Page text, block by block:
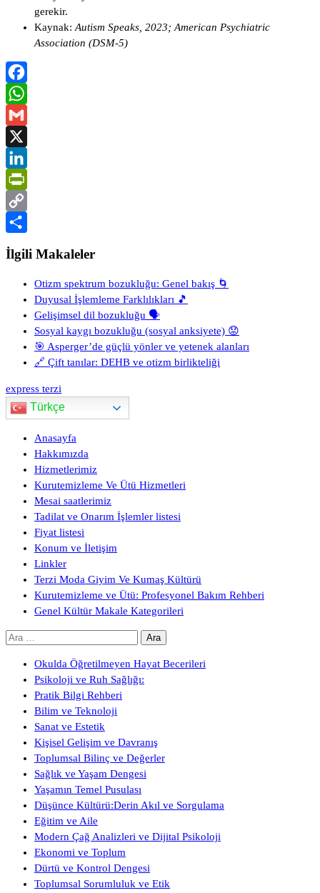
gerekir.
Kaynak:Autism Speaks, 2023; American Psychiatric
Association (DSM-5)
Facebook
WhatsApp
Gmail
X
LinkedIn
PrintFriendly
Copy
Link
Share
İlgili Makaleler
Otizm spektrum bozukluğu: Genel bakış 🌀
Duyusal İşlemleme Farklılıkları 🎵
Gelişimsel dil bozukluğu 🗣️
Sosyal kaygı bozukluğu (sosyal anksiyete) 😟
🎯 Asperger’de güçlü yönler ve yetenek alanları
🔗 Çift tanılar: DEHB ve otizm birlikteliği
express terzi
Türkçe
Anasayfa
Hakkımızda
Hizmetlerimiz
Kurutemizleme Ve Ütü Hizmetleri
Mesai saatlerimiz
Tadilat ve Onarım İşlemler listesi
Fiyat listesi
Konum ve İletişim
Linkler
Terzi Moda Giyim Ve Kumaş Kültürü
Kurutemizleme ve Ütü: Profesyonel Bakım Rehberi
Genel Kültür Makale Kategorileri
Arama:
Okulda Öğretilmeyen Hayat Becerileri
Psikoloji ve Ruh Sağlığı:
Pratik Bilgi Rehberi
Bilim ve Teknoloji
Sanat ve Estetik
Kişisel Gelişim ve Davranış
Toplumsal Bilinç ve Değerler
Sağlık ve Yaşam Dengesi
Yaşamın Temel Pusulası
Düşünce Kültürü:Derin Akıl ve Sorgulama
Eğitim ve Aile
Modern Çağ Analizleri ve Dijital Psikoloji
Ekonomi ve Toplum
Dürtü ve Kontrol Dengesi
Toplumsal Sorumluluk ve Etik